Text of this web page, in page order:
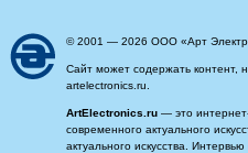
© 2001 — 2026 ООО «Арт
Сайт может содержать контент,
artelectronics.ru.
ArtElectronics.ru — это
современного актуального
актуального искусства.